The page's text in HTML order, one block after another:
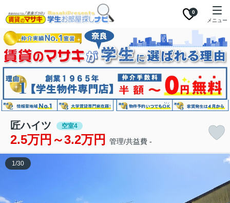
0
メニュー
匠ハイツ 空室4
2.5万円～3.2万円 管理/共益費 -
1/30